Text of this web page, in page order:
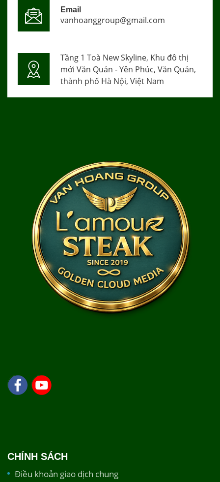
Email
vanhoanggroup@gmail.com
Tầng 1 Toà New Skyline, Khu đô thị
mới Văn Quán - Yên Phúc, Văn Quán,
thành phố Hà Nội, Việt Nam
CHÍNH SÁCH
Điều khoản giao dịch chung